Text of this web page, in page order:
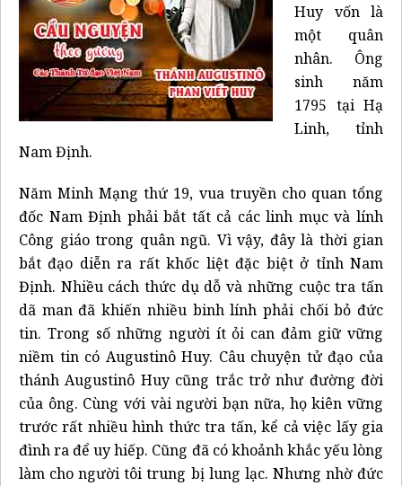
Huy vốn là
một quân
nhân. Ông
sinh năm
1795 tại Hạ
Linh, tỉnh
Nam Định.
Năm Minh Mạng thứ 19, vua truyền cho quan tổng
đốc Nam Định phải bắt tất cả các linh mục và lính
Công giáo trong quân ngũ. Vì vậy, đây là thời gian
bắt đạo diễn ra rất khốc liệt đặc biệt ở tỉnh Nam
Định. Nhiều cách thức dụ dỗ và những cuộc tra tấn
dã man đã khiến nhiều binh lính phải chối bỏ đức
tin. Trong số những người ít ỏi can đảm giữ vững
niềm tin có Augustinô Huy. Câu chuyện tử đạo của
thánh Augustinô Huy cũng trắc trở như đường đời
của ông. Cùng với vài người bạn nữa, họ kiên vững
trước rất nhiều hình thức tra tấn, kể cả việc lấy gia
đình ra để uy hiếp. Cũng đã có khoảnh khắc yếu lòng
làm cho người tôi trung bị lung lạc. Nhưng nhờ đức